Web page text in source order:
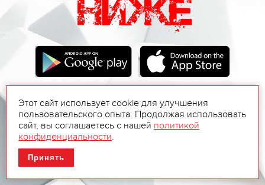
Этот сайт использует cookie для улучшения
пользовательского опыта. Продолжая использовать
сайт, вы соглашаетесь с нашей политикой
конфиденциальности.
Принять